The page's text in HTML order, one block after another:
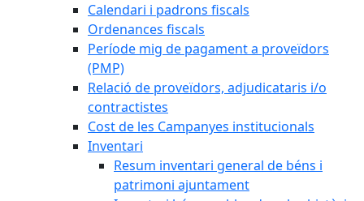
Calendari i padrons fiscals
Ordenances fiscals
Període mig de pagament a proveïdors
(PMP)
Relació de proveïdors, adjudicataris i/o
contractistes
Cost de les Campanyes institucionals
Inventari
Resum inventari general de béns i
patrimoni ajuntament